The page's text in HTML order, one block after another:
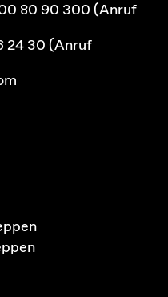
80 90 300 (Anruf
24 30 (Anruf